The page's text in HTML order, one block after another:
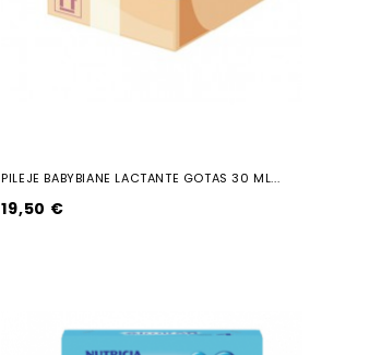
PILEJE BABYBIANE LACTANTE GOTAS 30 ML...
19,50 €